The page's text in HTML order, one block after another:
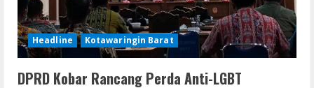
Headline Kotawaringin Barat
DPRD Kobar Rancang Perda Anti-LGBT